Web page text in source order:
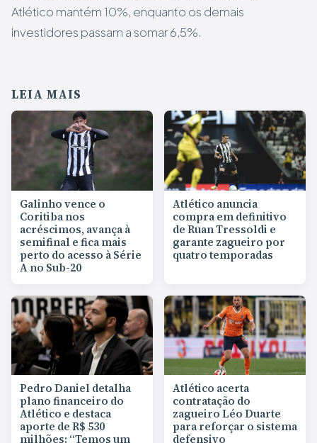
Atlético mantém 10%, enquanto os demais
investidores passam a somar 6,5%.
LEIA MAIS
Galinho vence o
Coritiba nos
acréscimos, avança à
semifinal e fica mais
perto do acesso à Série
A no Sub-20
Atlético anuncia
compra em definitivo
de Ruan Tressoldi e
garante zagueiro por
quatro temporadas
Pedro Daniel detalha
plano financeiro do
Atlético e destaca
aporte de R$ 530
milhões: “Temos um
Atlético acerta
contratação do
zagueiro Léo Duarte
para reforçar o sistema
defensivo